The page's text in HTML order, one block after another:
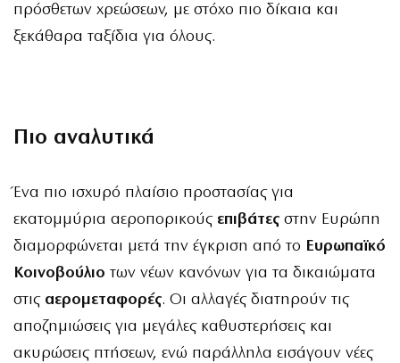
πρόσθετων χρεώσεων, με στόχο πιο δίκαια και
ξεκάθαρα ταξίδια για όλους.
Πιο αναλυτικά
Ένα πιο ισχυρό πλαίσιο προστασίας για
εκατομμύρια αεροπορικούς επιβάτες στην Ευρώπη
διαμορφώνεται μετά την έγκριση από το Ευρωπαϊκό
Κοινοβούλιο των νέων κανόνων για τα δικαιώματα
στις αερομεταφορές. Οι αλλαγές διατηρούν τις
αποζημιώσεις για μεγάλες καθυστερήσεις και
ακυρώσεις πτήσεων, ενώ παράλληλα εισάγουν νέες